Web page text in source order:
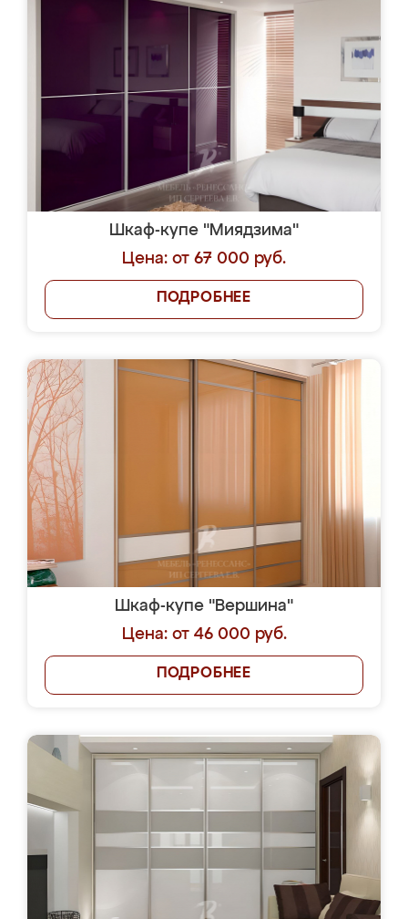
Шкаф-купе "Миядзима"
Цена: от 67 000 руб.
ПОДРОБНЕЕ
Шкаф-купе "Вершина"
Цена: от 46 000 руб.
ПОДРОБНЕЕ